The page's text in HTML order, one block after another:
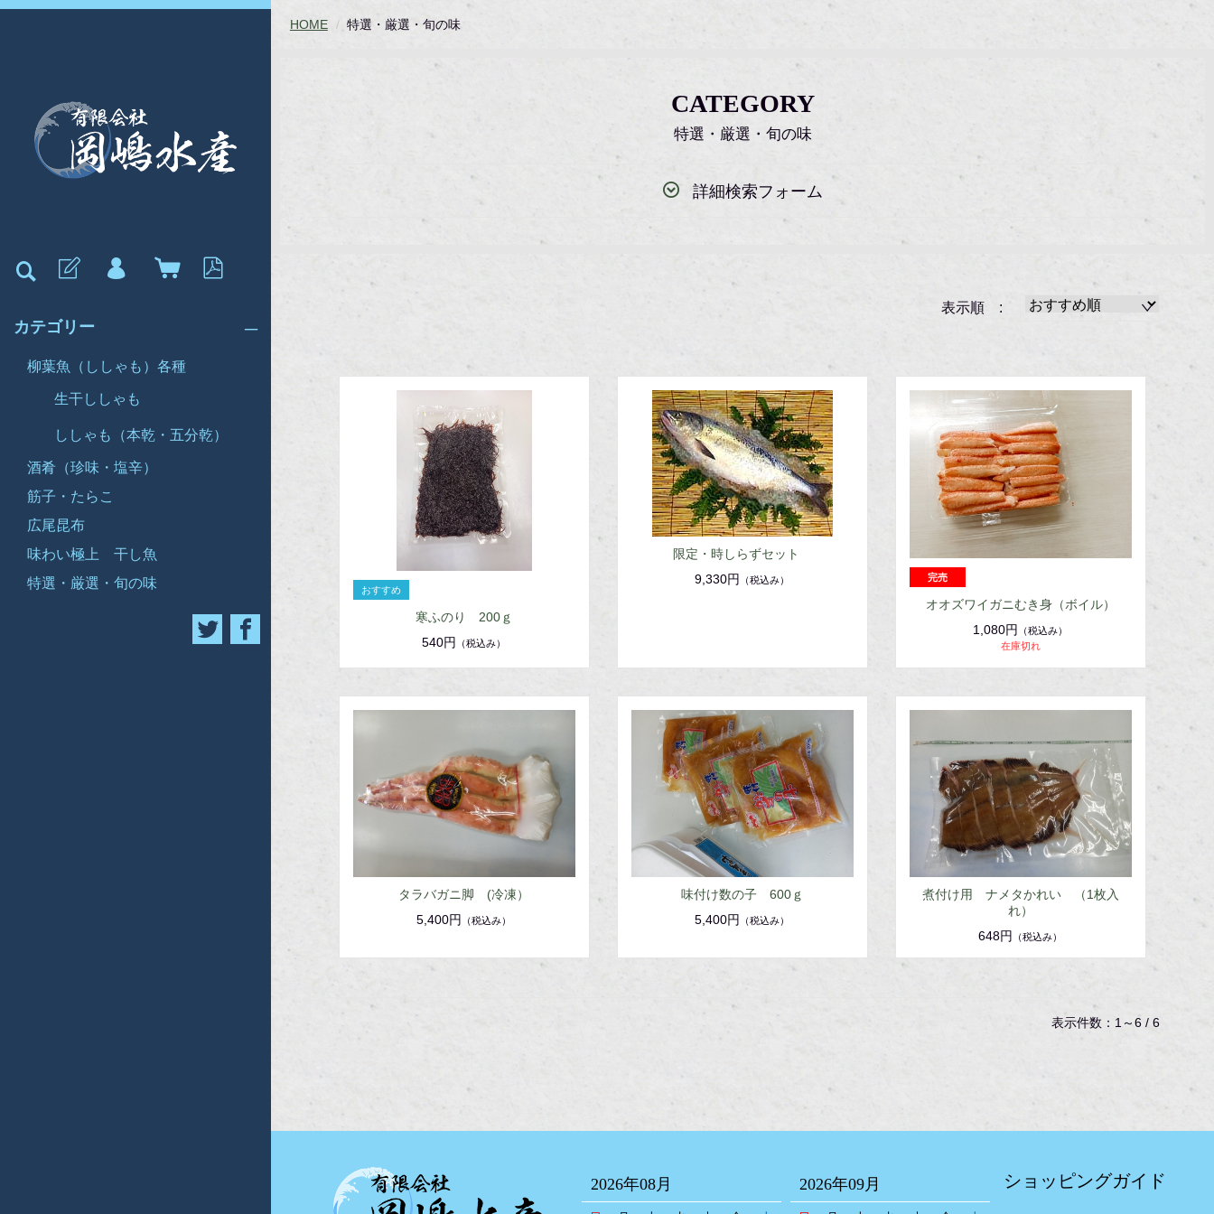
カテゴリー
柳葉魚（ししゃも）各種
生干ししゃも
ししゃも（本乾・五分乾）
酒肴（珍味・塩辛）
筋子・たらこ
広尾昆布
味わい極上 干し魚
特選・厳選・旬の味
HOME 特選・厳選・旬の味
CATEGORY
特選・厳選・旬の味
詳細検索フォーム
表示順 :
寒ふのり 200ｇ
540円
（税込み）
限定・時しらずセット
9,330円
（税込み）
オオズワイガニむき身（ボイル）
1,080円
（税込み）
在庫切れ
タラバガニ脚 (冷凍）
5,400円
（税込み）
味付け数の子 600ｇ
5,400円
（税込み）
煮付け用 ナメタかれい （1枚入
れ）
648円
（税込み）
表示件数：1～6 / 6
2026年08月 2026年09月 ショッピングガイド